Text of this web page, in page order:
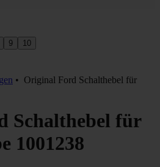
9 10
• Original Ford Schalthebel für
Schalthebel für
1001238